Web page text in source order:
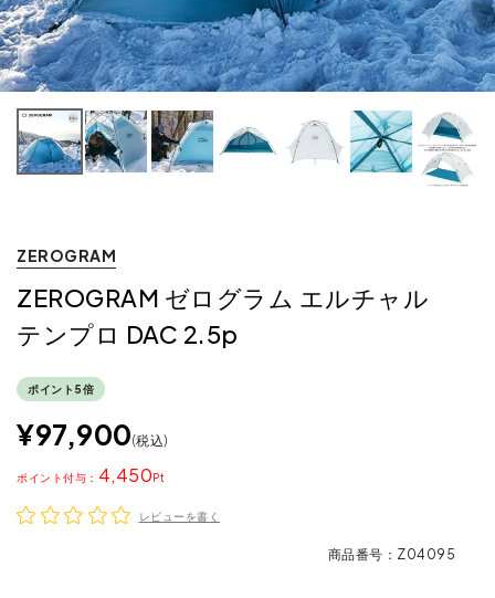
ZEROGRAM
ZEROGRAM ゼログラム エルチャル
テンプロ DAC 2.5p
ポイント5倍
¥97,900 税込
4,450
ポイント
レビューを書く
商品番号 Z04095